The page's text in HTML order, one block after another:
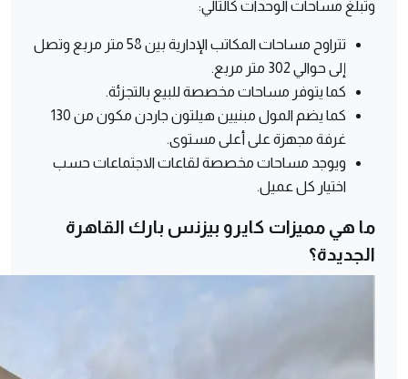
وتبلغ مساحات الوحدات كالتالي:
تتراوح مساحات المكاتب الإدارية بين 58 متر مربع وتصل
إلى حوالي 302 متر مربع.
كما يتوفر مساحات مخصصة للبيع بالتجزئة.
كما يضم المول مبنيين هيلتون جاردن مكون من 130
غرفة مجهزة على أعلى مستوى.
ويوجد مساحات مخصصة لقاعات الاجتماعات حسب
اختيار كل عميل.
ما هي مميزات كايرو بيزنس بارك القاهرة
الجديدة؟